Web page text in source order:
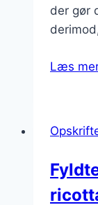
der gør
Læs